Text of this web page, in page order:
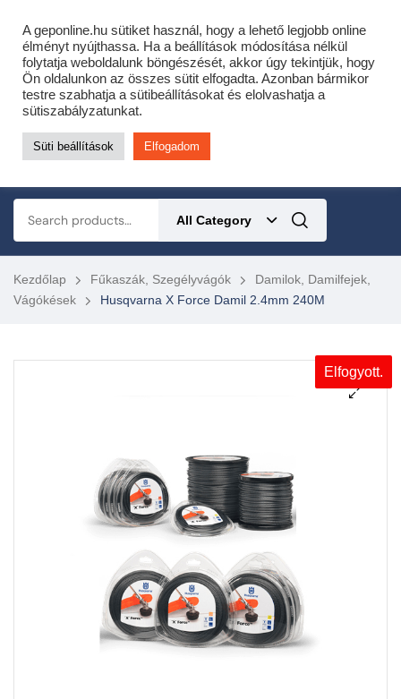
Cofidis expressz online áruhitel 0 % THM-el 10 hónapra!
Most minden akciós HQ láncfűrészhez ajándékba adunk egy fűrészláncot!
Részletek ide kattintva!
KERTÉSZETI – ERDÉSZETI – ÉPÍTŐIPARI GÉP WEBSHOP
All Category
Kezdőlap Fűkaszák, Szegélyvágók
Damilok, Damilfejek,
Vágókések
Husqvarna X Force Damil 2.4mm 240M
Elfogyott.
A geponline.hu sütiket használ, hogy a lehető legjobb online
élményt nyújthassa. Ha a beállítások módosítása nélkül
folytatja weboldalunk böngészését, akkor úgy tekintjük, hogy
Ön oldalunkon az összes sütit elfogadta. Azonban bármikor
testre szabhatja a sütibeállításokat és elolvashatja a
sütiszabályzatunkat.
Süti beállítások Elfogadom